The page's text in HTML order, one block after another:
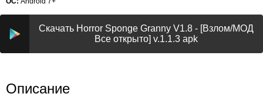
Скачать Horror Sponge Granny V1.8 - [Взлом/МОД
Все открыто] v.1.1.3 apk
Описание